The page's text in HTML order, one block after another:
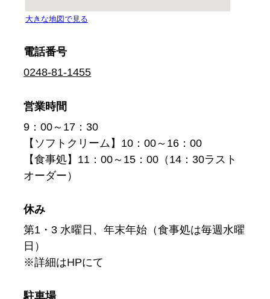
電話番号
0248-81-1455
営業時間
9：00～17：30
【ソフトクリーム】10：00～16：00
【食事処】11：00～15：00（14：30ラスト
オーダー）
休み
第1・3 水曜日、年末年始（食事処は毎週水曜
日）
※詳細はHPにて
駐車場